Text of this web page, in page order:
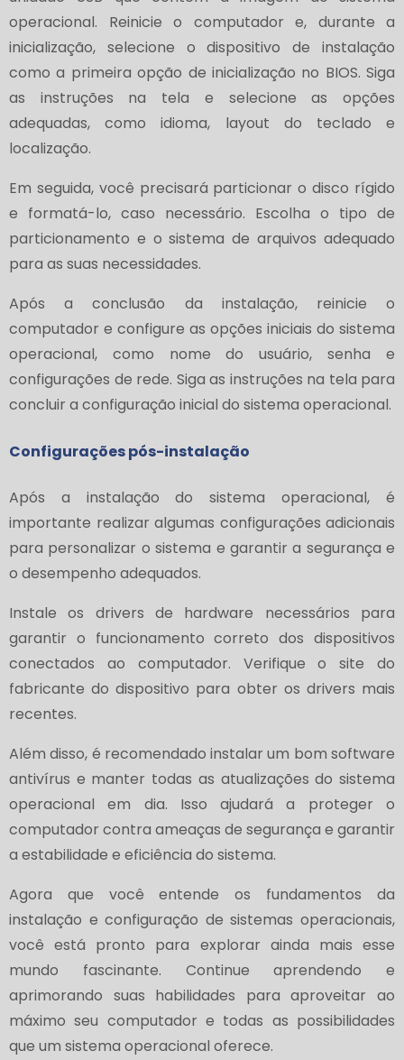
operacional. Reinicie o computador e, durante a
inicialização, selecione o dispositivo de instalação
como a primeira opção de inicialização no BIOS. Siga
as instruções na tela e selecione as opções
adequadas, como idioma, layout do teclado e
localização.
Em seguida, você precisará particionar o disco rígido
e formatá-lo, caso necessário. Escolha o tipo de
particionamento e o sistema de arquivos adequado
para as suas necessidades.
Após a conclusão da instalação, reinicie o
computador e configure as opções iniciais do sistema
operacional, como nome do usuário, senha e
configurações de rede. Siga as instruções na tela para
concluir a configuração inicial do sistema operacional.
Configurações pós-instalação
Após a instalação do sistema operacional, é
importante realizar algumas configurações adicionais
para personalizar o sistema e garantir a segurança e
o desempenho adequados.
Instale os drivers de hardware necessários para
garantir o funcionamento correto dos dispositivos
conectados ao computador. Verifique o site do
fabricante do dispositivo para obter os drivers mais
recentes.
Além disso, é recomendado instalar um bom software
antivírus e manter todas as atualizações do sistema
operacional em dia. Isso ajudará a proteger o
computador contra ameaças de segurança e garantir
a estabilidade e eficiência do sistema.
Agora que você entende os fundamentos da
instalação e configuração de sistemas operacionais,
você está pronto para explorar ainda mais esse
mundo fascinante. Continue aprendendo e
aprimorando suas habilidades para aproveitar ao
máximo seu computador e todas as possibilidades
que um sistema operacional oferece.